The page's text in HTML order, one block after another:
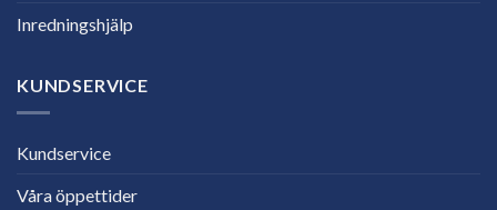
Inredningshjälp
KUNDSERVICE
Kundservice
Våra öppettider